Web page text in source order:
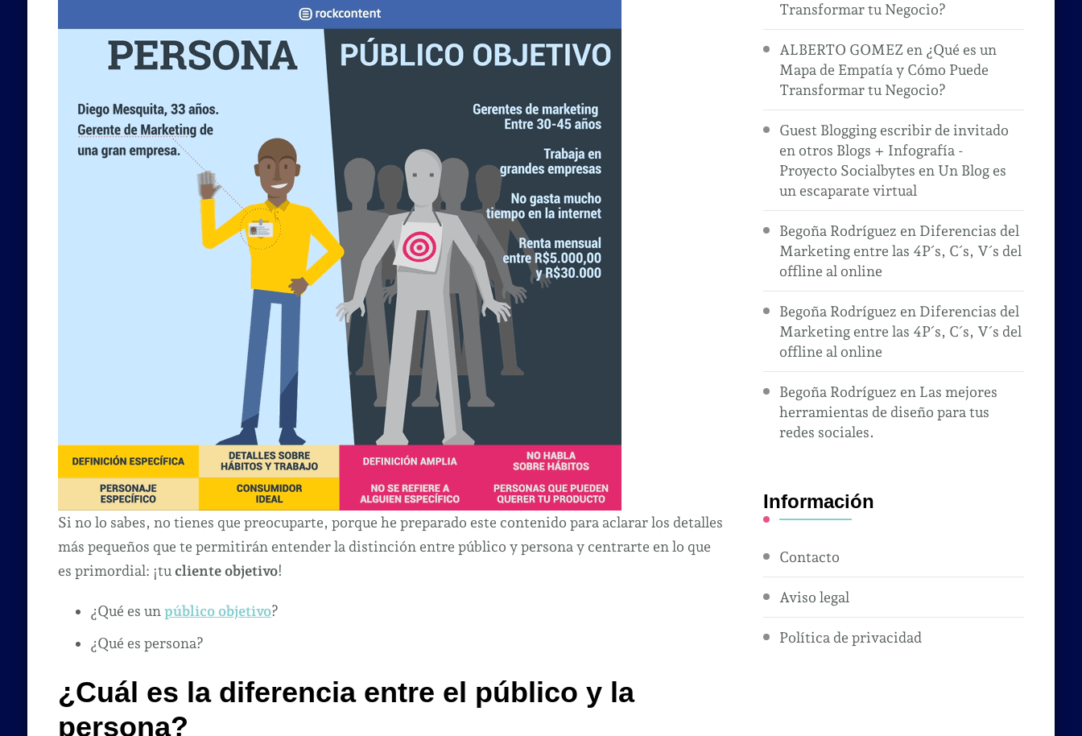
Si no lo sabes, no tienes que preocuparte, porque he preparado este contenido para aclarar los detalles
más pequeños que te permitirán entender la distinción entre público y persona y centrarte en lo que
es primordial: ¡tu cliente objetivo!
¿Qué es un público objetivo?
¿Qué es persona?
¿Cuál es la diferencia entre el público y la
persona?
Transformar tu Negocio?
ALBERTO GOMEZ en ¿Qué es un
Mapa de Empatía y Cómo Puede
Transformar tu Negocio?
Guest Blogging escribir de invitado
en otros Blogs + Infografía -
Proyecto Socialbytes en Un Blog es
un escaparate virtual
Begoña Rodríguez en Diferencias del
Marketing entre las 4P´s, C´s, V´s del
offline al online
Begoña Rodríguez en Diferencias del
Marketing entre las 4P´s, C´s, V´s del
offline al online
Begoña Rodríguez en Las mejores
herramientas de diseño para tus
redes sociales.
Información
Contacto
Aviso legal
Política de privacidad